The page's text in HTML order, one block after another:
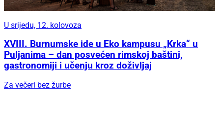
U srijedu, 12. kolovoza
XVIII. Burnumske ide u Eko kampusu „Krka“ u
Puljanima – dan posvećen rimskoj baštini,
gastronomiji i učenju kroz doživljaj
Za večeri bez žurbe